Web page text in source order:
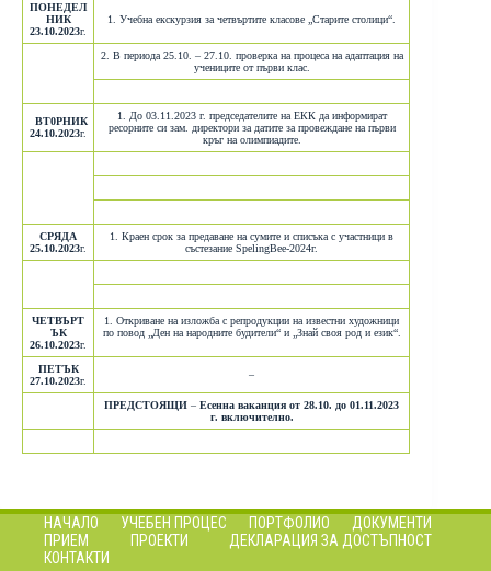
ПОНЕДЕЛ
НИК
23.10.2023г.
1. Учебна екскурзия за четвъртите класове „Старите столици“.
2. В периода 25.10. – 27.10. проверка на процеса на адаптация на
учениците от първи клас.
ВТ0РНИК
24.10.2023г.
1. До 03.11.2023 г. председателите на ЕКК да информират
ресорните си зам. директори за датите за провеждане на първи
кръг на олимпиадите.
СРЯДА
25.10.2023г.
1. Краен срок за предаване на сумите и списъка с участници в
състезание SpelingBee-2024г.
ЧЕТВЪРТ
ЪК
26.10.2023г.
1. Откриване на изложба с репродукции на известни художници
по повод „Ден на народните будители“ и „Знай своя род и език“.
ПЕТЪК
27.10.2023г.
–
ПРЕДСТОЯЩИ –Есенна ваканция от 28.10. до 01.11.2023
г. включително.
НАЧАЛО УЧЕБЕН ПРОЦЕС ПОРТФОЛИО
ДОКУМЕНТИ
ПРИЕМ
ПРОЕКТИ
ДЕКЛАРАЦИЯ ЗА ДОСТЪПНОСТ
КОНТАКТИ